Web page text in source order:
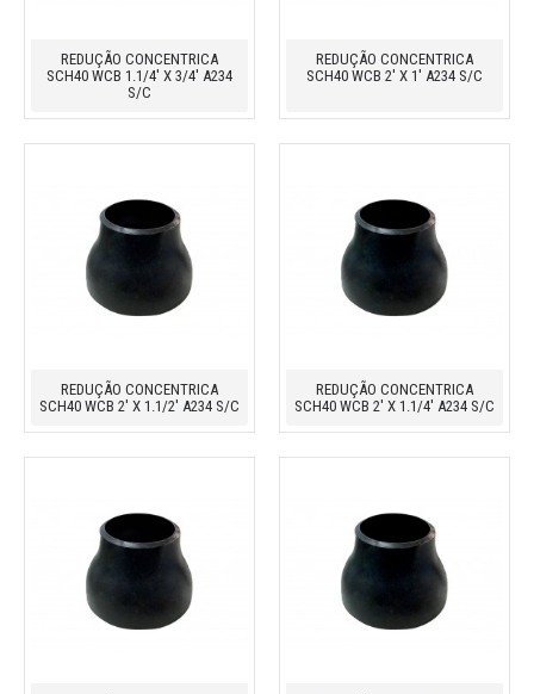
REDUÇÃO CONCENTRICA
SCH40 WCB 1.1/4' X 3/4' A234
S/C
REDUÇÃO CONCENTRICA
SCH40 WCB 2' X 1' A234 S/C
REDUÇÃO CONCENTRICA
SCH40 WCB 2' X 1.1/2' A234 S/C
REDUÇÃO CONCENTRICA
SCH40 WCB 2' X 1.1/4' A234 S/C